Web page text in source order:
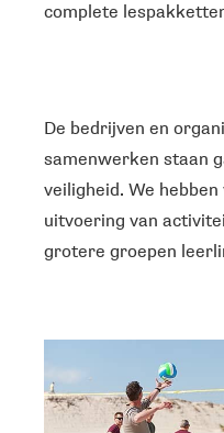
complete
De bedrijven en
samenwerken staan
veiligheid. We
uitvoering van
grotere groepen